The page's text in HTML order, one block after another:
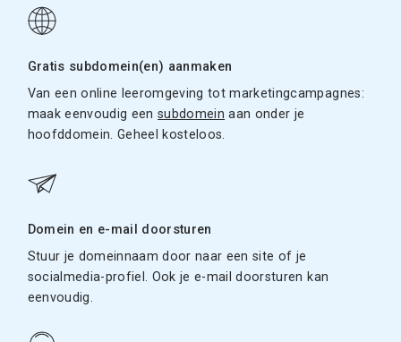
Gratis subdomein(en) aanmaken
Van een online leeromgeving tot marketingcampagnes:
maak eenvoudig eensubdomein aan onder je
hoofddomein. Geheel kosteloos.
Domein en e-mail doorsturen
Stuur je domeinnaam door naar een site of je
socialmedia-profiel. Ook je e-mail doorsturen kan
eenvoudig.